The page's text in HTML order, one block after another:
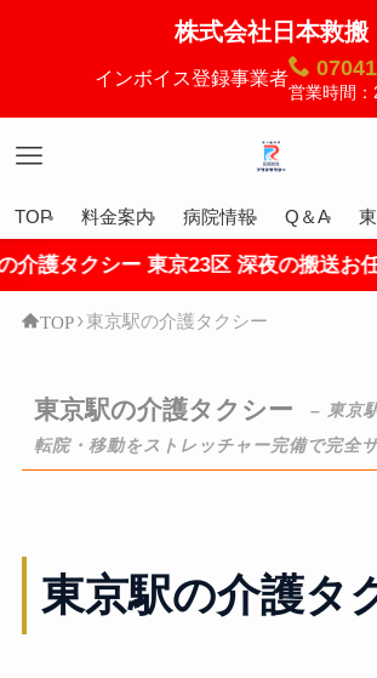
株式会社日本救搬
インボイス登録事業者
営業時間：
TOP 料金案内 病院情報 Q＆A
シー 東京23区 深夜の搬送お任せくだ
TOP 東京駅の介護タクシー
東京駅の介護タクシー
– 東京
転院・移動をストレッチャー完備で完全
東京駅の介護タ